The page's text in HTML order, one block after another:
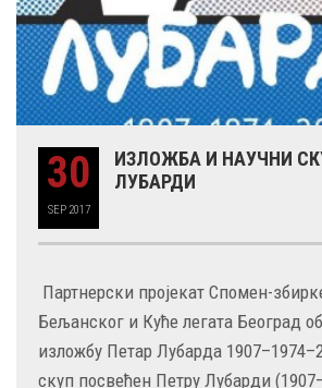
30
SEP 2017
ИЗЛОЖБА И НАУЧНИ
ЛУБАРДИ
Партнерски пројекат Спомен-
Бељанског и Куће легата Београд
изложбу Петар Лубарда
скуп посвећен Петру Лубарди